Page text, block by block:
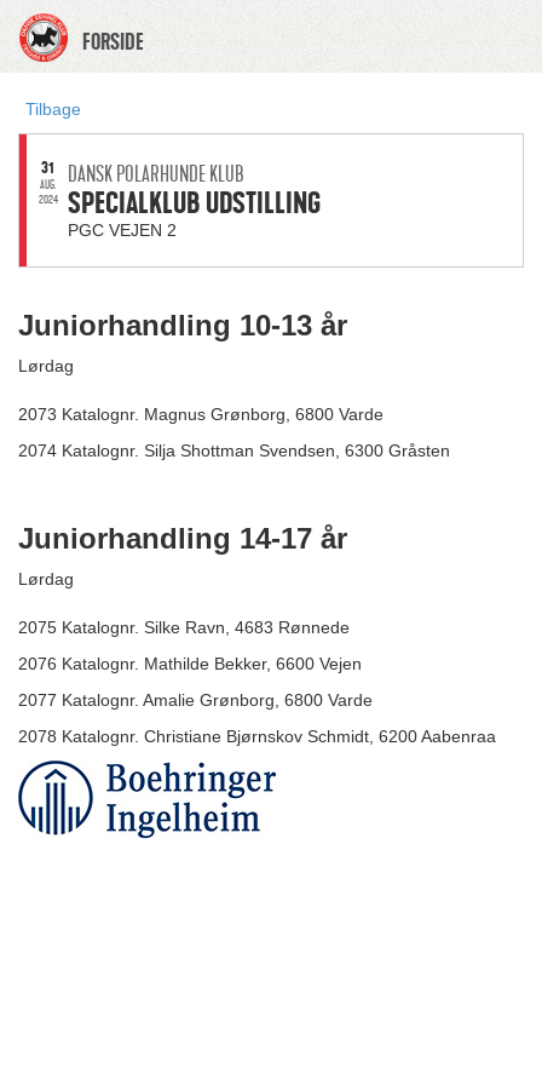
FORSIDE
Tilbage
31
AUG.
2024
DANSK POLARHUNDE KLUB
SPECIALKLUB UDSTILLING
PGC VEJEN 2
Juniorhandling 10-13 år
Lørdag
2073 Katalognr. Magnus Grønborg, 6800 Varde
2074 Katalognr. Silja Shottman Svendsen, 6300 Gråsten
Juniorhandling 14-17 år
Lørdag
2075 Katalognr. Silke Ravn, 4683 Rønnede
2076 Katalognr. Mathilde Bekker, 6600 Vejen
2077 Katalognr. Amalie Grønborg, 6800 Varde
2078 Katalognr. Christiane Bjørnskov Schmidt, 6200 Aabenraa